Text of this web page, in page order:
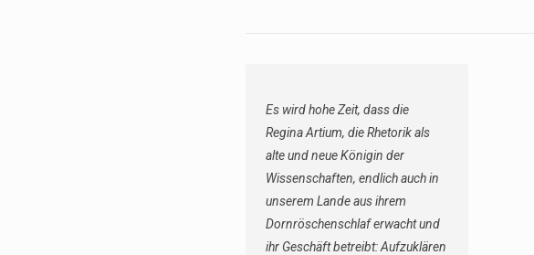
Es wird hohe Zeit, dass die
Regina Artium, die Rhetorik als
alte und neue Königin der
Wissenschaften, endlich auch in
unserem Lande aus ihrem
Dornröschenschlaf erwacht und
ihr Geschäft betreibt: Aufzuklären